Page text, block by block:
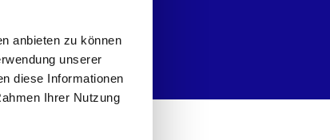
anbieten zu können
unserer
diese Informationen
Ihrer Nutzung